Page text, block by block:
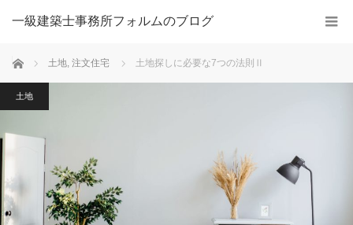
一級建築士事務所フォルムのブログ
ホーム 土地, 注文住宅 土地探しに必要な7つの法則Ⅱ
土地